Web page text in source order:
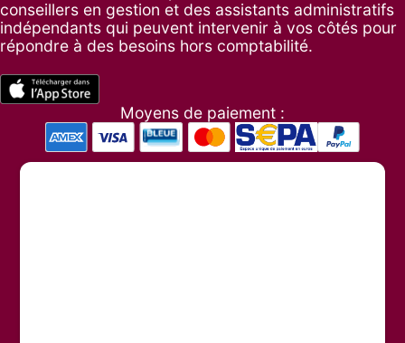
conseillers en gestion et des assistants administratifs
indépendants qui peuvent intervenir à vos côtés pour
répondre à des besoins hors comptabilité.
Moyens de paiement :